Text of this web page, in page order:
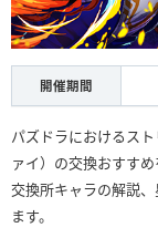
開催期間
パズドラにおけるス
ァイ）の交換おすす
交換所キャラの解説
ます。